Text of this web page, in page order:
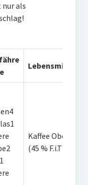
nur als
Lebensmittel
Kaffee
(45 %